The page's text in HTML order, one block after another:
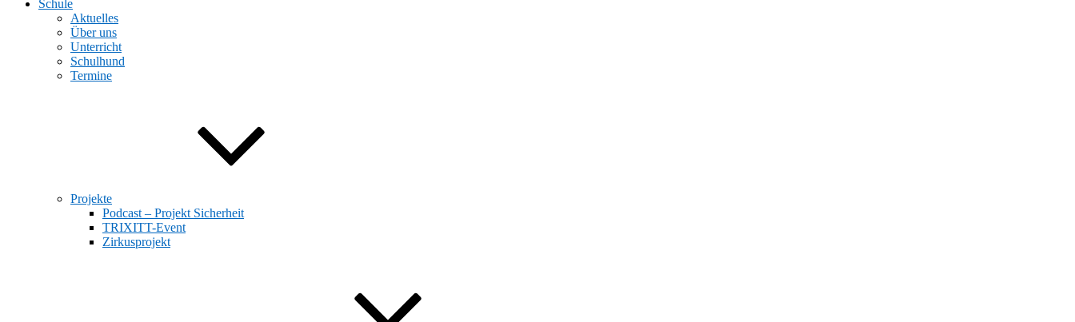
Schule
Aktuelles
Über uns
Unterricht
Schulhund
Termine
Projekte
Podcast – Projekt Sicherheit
TRIXITT-Event
Zirkusprojekt